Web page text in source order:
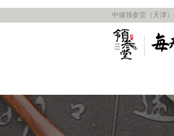
中健领参堂（天津